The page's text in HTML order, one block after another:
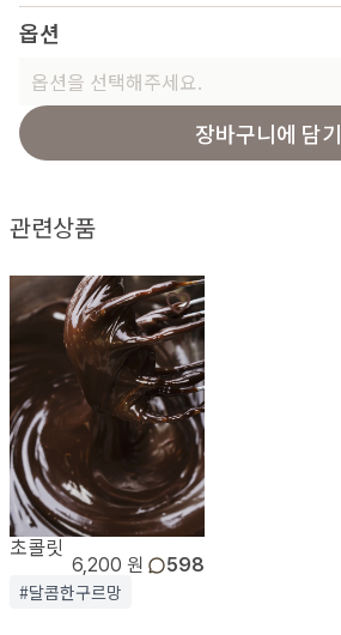
옵션
옵션을 선택해주세요.
장바구니에 담기
관련상품
초콜릿
6,200 원 598
#달콤한구르망